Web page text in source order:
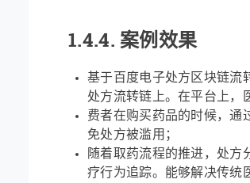
1.4.4. 案例效果
基于百度电子处方区块链流
处方流转链上。在平台上，
费者在购买药品的时候，通
免处方被滥用；
随着取药流程的推进，处方
疗行为追踪。能够解决传统